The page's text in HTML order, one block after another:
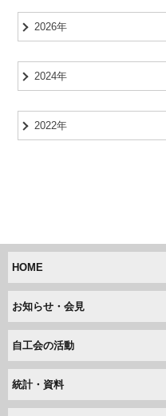
2026年
2024年
2022年
HOME
お知らせ・会見
自工会の活動
統計・資料